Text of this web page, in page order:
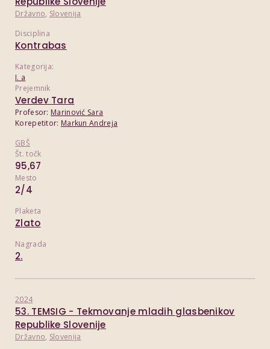
Državno, Slovenija
Disciplina
Kontrabas
Kategorija:
I. a
Prejemnik
Verdev Tara
Profesor: Marinović Sara
Korepetitor: Markun Andreja
GBŠ
Št. točk
95,67
Mesto
2/4
Plaketa
Zlato
Nagrada
2.
2024
53. TEMSIG - Tekmovanje mladih glasbenikov
Republike Slovenije
Državno, Slovenija